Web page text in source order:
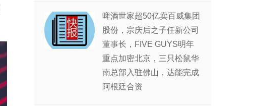
啤酒世家超50亿卖百威集团
股份，宗庆后之子任新公司
董事长，FIVE GUYS明年
重点加密北京，三只松鼠华
南总部入驻佛山，达能完成
阿根廷合资